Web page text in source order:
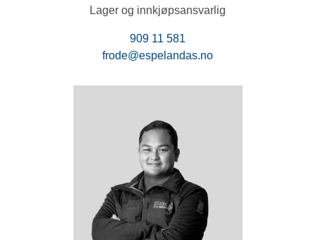
Lager og innkjøpsansvarlig
909 11 581
frode@espelandas.no